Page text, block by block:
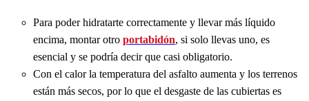
Para poder hidratarte correctamente y llevar más líquido
encima, montar otro portabidón, si solo llevas uno, es
esencial y se podría decir que casi obligatorio.
Con el calor la temperatura del asfalto aumenta y los terrenos
están más secos, por lo que el desgaste de las cubiertas es